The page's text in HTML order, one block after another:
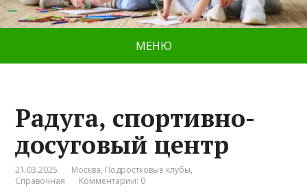
МЕНЮ
Радуга, спортивно-
досуговый центр
21.03.2025 Москва, Подростковые клубы,
Справочная
Комментарии: 0